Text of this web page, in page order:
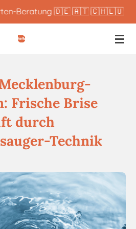
Beratung 🇩🇪 🇦🇹 🇨🇭🇱🇺
Frische Brise
durch
Technik